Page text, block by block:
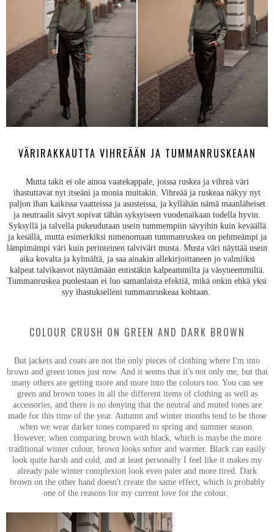
VÄRIRAKKAUTTA VIHREÄÄN JA TUMMANRUSKEAAN
Mutta takit ei ole ainoa vaatekappale, joissa ruskea ja vihreä väri
ihastuttavat nyt itseäni ja monia muitakin. Vihreää ja ruskeaa näkyy nyt
paljon ihan kaikissa vaatteissa ja asusteissa, ja kyllähän nämä maanläheiset
ja neutraalit sävyt sopivat tähän syksyiseen vuodenaikaan todella hyvin.
Syksyllä ja talvella pukeudutaan usein tummempiin sävyihin kuin keväällä
ja kesällä, mutta esimerkiksi nimenomaan tummanruskea on pehmeämpi ja
lämpimämpi väri kuin perinteinen talviväri musta. Musta väri näyttää usein
aika kovalta ja kylmältä, ja saa ainakin allekirjoittaneen jo valmiiksi
kalpeat talvikasvot näyttämään entistäkin kalpeammilta ja väsyneemmiltä.
Tummanruskea puolestaan ei luo samanlaista efektiä, mikä onkin ehkä yksi
syy ihastukselleni tummanruskeaa kohtaan.
COLOUR CRUSH ON GREEN AND DARK BROWN
But jackets and coats are not the only pieces of clothing where I'm into
brown and green tones just now. And it seems that it's not only me, but that
many others are getting more and more into the colours too. You can see
green and brown tones in all the different items of clothing as well as
accessories, and there is no denying that the neutral and muted tones are
made for this time of the year. Autumn and winter months tend to be those
when we wear darker tones compared to spring and summer season.
However, when comparing brown with black, which is maybe the more
traditional winter colour, brown looks softer and warmer. Black can easily
look quite harsh and cold, and at least personally I feel like it makes my
already pale winter complexion look even paler and more tired. Dark
brown on the other hand doesn't create the same effect, which is probably
one of the reasons for my current love for the colour.